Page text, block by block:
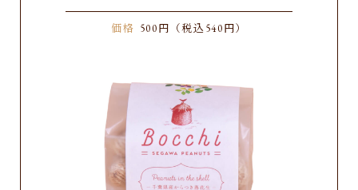
価格 500円（税込540円）